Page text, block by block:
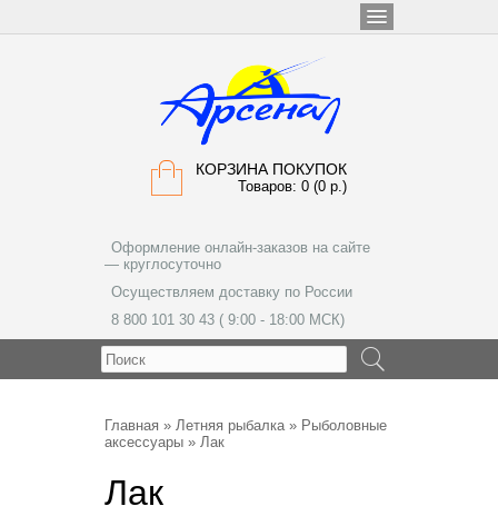
КОРЗИНА ПОКУПОК
Товаров: 0 (0 р.)
Оформление онлайн-заказов на сайте
— круглосуточно
Осуществляем доставку по России
8 800 101 30 43 ( 9:00 - 18:00 МСК)
Главная » Летняя рыбалка» Рыболовные
аксессуары » Лак
Лак